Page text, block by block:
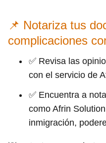
📌 Notariza tus
complicaciones
✅ Revisa las
con el servicio de
✅ Encuentra a
como Afrin
inmigración,